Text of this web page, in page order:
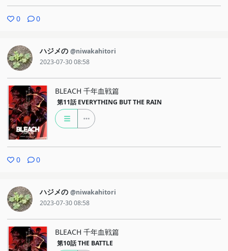
0 0
ハジメの @niwakahitori
2023-07-30 08:58
BLEACH 千年血戦篇
第11話 EVERYTHING BUT THE RAIN
0 0
ハジメの @niwakahitori
2023-07-30 08:58
BLEACH 千年血戦篇
第10話 THE BATTLE